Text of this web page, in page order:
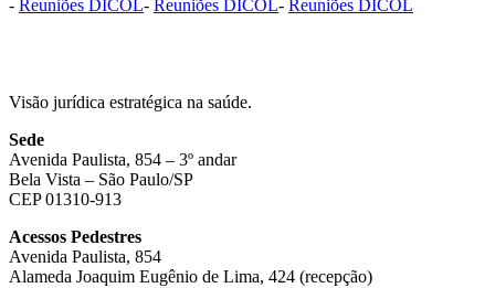
- Reuniões DICOL- Reuniões DICOL- Reuniões DICOL
Visão jurídica estratégica na saúde.
Sede
Avenida Paulista, 854 – 3º andar
Bela Vista – São Paulo/SP
CEP 01310-913
Acessos Pedestres
Avenida Paulista, 854
Alameda Joaquim Eugênio de Lima, 424 (recepção)